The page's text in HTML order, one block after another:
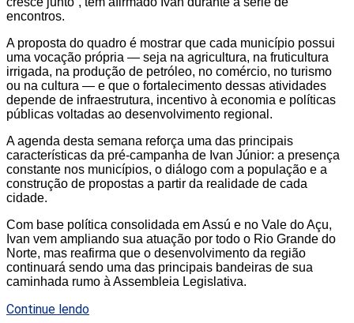
encontros.
A proposta do quadro é mostrar que cada município possui
uma vocação própria — seja na agricultura, na fruticultura
irrigada, na produção de petróleo, no comércio, no turismo
ou na cultura — e que o fortalecimento dessas atividades
depende de infraestrutura, incentivo à economia e políticas
públicas voltadas ao desenvolvimento regional.
A agenda desta semana reforça uma das principais
características da pré-campanha de Ivan Júnior: a presença
constante nos municípios, o diálogo com a população e a
construção de propostas a partir da realidade de cada
cidade.
Com base política consolidada em Assú e no Vale do Açu,
Ivan vem ampliando sua atuação por todo o Rio Grande do
Norte, mas reafirma que o desenvolvimento da região
continuará sendo uma das principais bandeiras de sua
caminhada rumo à Assembleia Legislativa.
Continue lendo